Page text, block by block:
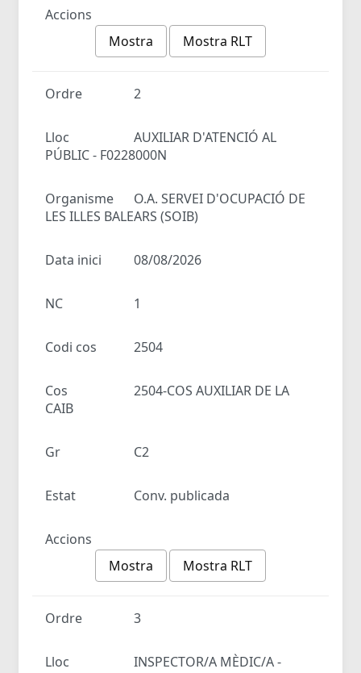
Accions
Mostra
Mostra RLT
Ordre 2
Lloc
AUXILIAR D'ATENCIÓ AL
PÚBLIC - F0228000N
Organisme
O.A. SERVEI D'OCUPACIÓ DE
LES ILLES BALEARS (SOIB)
Data inici 08/08/2026
NC 1
Codi cos 2504
Cos
2504-COS AUXILIAR DE LA
CAIB
Gr C2
Estat Conv. publicada
Accions
Mostra
Mostra RLT
Ordre 3
Lloc
INSPECTOR/A MÈDIC/A -